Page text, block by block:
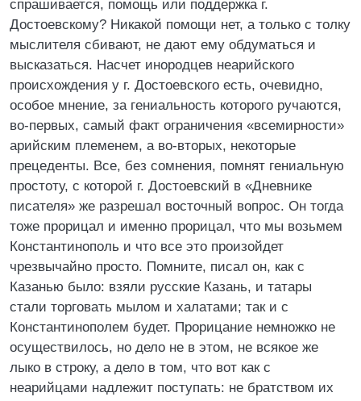
спрашивается, помощь или поддержка г.
Достоевскому? Никакой помощи нет, а только с толку
мыслителя сбивают, не дают ему обдуматься и
высказаться. Насчет инородцев неарийского
происхождения у г. Достоевского есть, очевидно,
особое мнение, за гениальность которого ручаются,
во-первых, самый факт ограничения «всемирности»
арийским племенем, а во-вторых, некоторые
прецеденты. Все, без сомнения, помнят гениальную
простоту, с которой г. Достоевский в «Дневнике
писателя» же разрешал восточный вопрос. Он тогда
тоже прорицал и именно прорицал, что мы возьмем
Константинополь и что все это произойдет
чрезвычайно просто. Помните, писал он, как с
Казанью было: взяли русские Казань, и татары
стали торговать мылом и халатами; так и с
Константинополем будет. Прорицание немножко не
осуществилось, но дело не в этом, не всякое же
лыко в строку, а дело в том, что вот как с
неарийцами надлежит поступать: не братством их